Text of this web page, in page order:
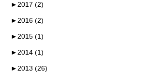
► 2017 (2)
► 2016 (2)
► 2015 (1)
► 2014 (1)
► 2013 (26)